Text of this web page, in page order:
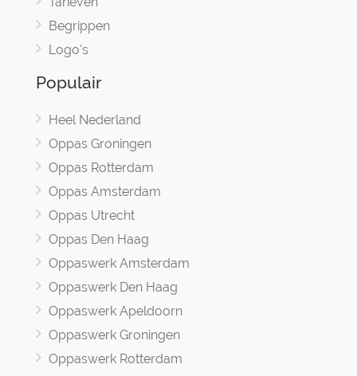
Begrippen
Logo's
Populair
Heel Nederland
Oppas Groningen
Oppas Rotterdam
Oppas Amsterdam
Oppas Utrecht
Oppas Den Haag
Oppaswerk Amsterdam
Oppaswerk Den Haag
Oppaswerk Apeldoorn
Oppaswerk Groningen
Oppaswerk Rotterdam